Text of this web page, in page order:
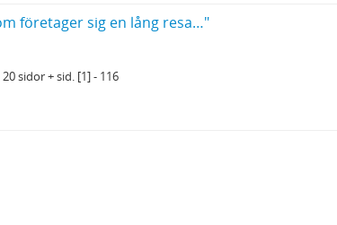
företager sig en lång resa…"
sidor + sid. [1] - 116